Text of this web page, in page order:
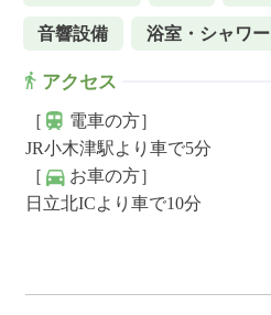
音響設備 浴室・シャワー
アクセス
［
電車の方］
JR小木津駅より車で5分
［
お車の方］
日立北ICより車で10分